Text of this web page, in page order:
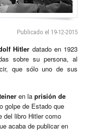
Publicado el 19-12-2015
Hitler datado en 1923
sobre su persona, al
que sólo uno de sus
en la prisión de
golpe de Estado que
del libro Hitler como
acaba de publicar en